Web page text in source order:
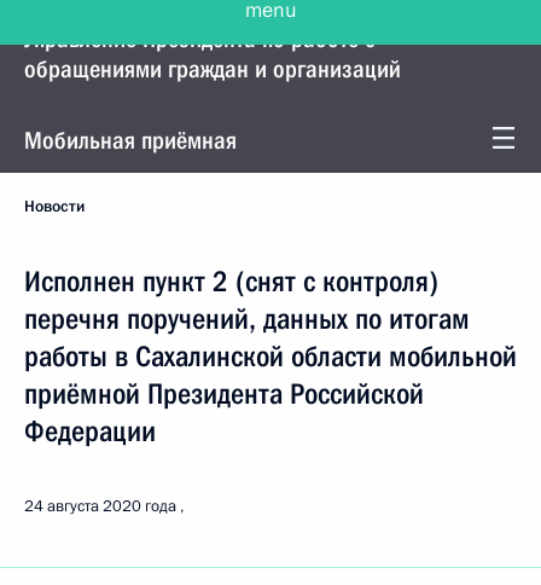
Управление Президента по работе с
обращениями граждан и организаций
Мобильная приёмная
Новости
Исполнен пункт 2 (снят с контроля)
перечня поручений, данных по итогам
работы в Сахалинской области мобильной
приёмной Президента Российской
Федерации
24 августа 2020 года